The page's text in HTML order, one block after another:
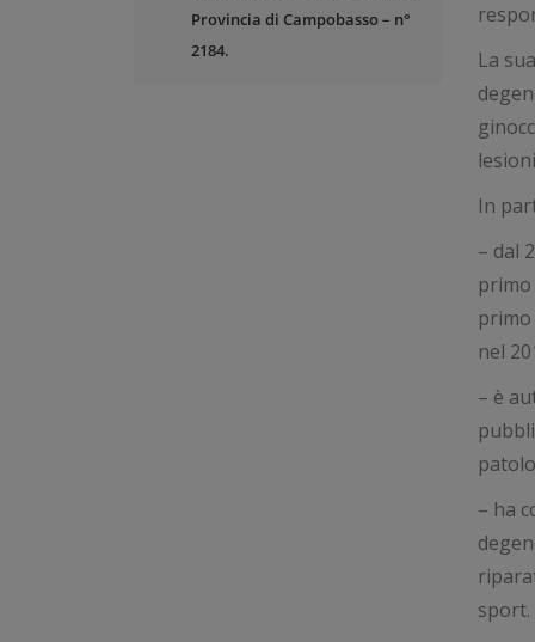
Provincia di Campobasso – n°
2184.
La
In
– dal
nel
– è
– ha
sport.